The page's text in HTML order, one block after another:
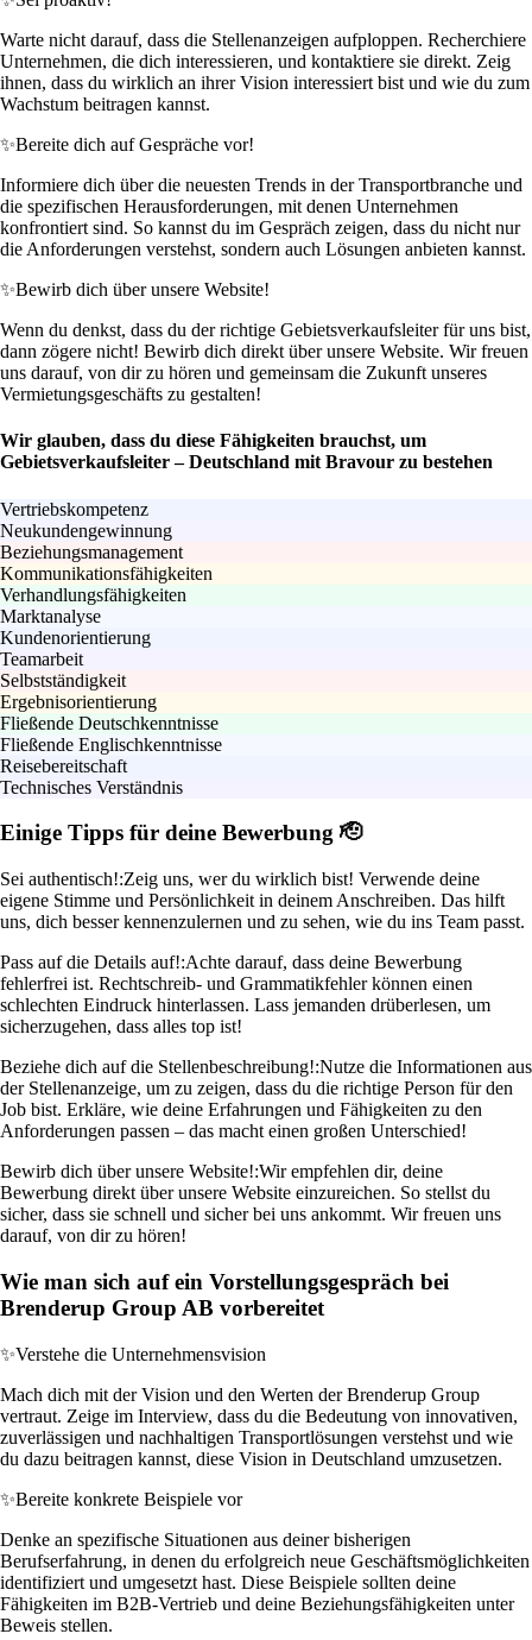
Warte nicht darauf, dass die Stellenanzeigen aufploppen. Recherchiere
Unternehmen, die dich interessieren, und kontaktiere sie direkt. Zeig
ihnen, dass du wirklich an ihrer Vision interessiert bist und wie du zum
Wachstum beitragen kannst.
✨Bereite dich auf Gespräche vor!
Informiere dich über die neuesten Trends in der Transportbranche und
die spezifischen Herausforderungen, mit denen Unternehmen
konfrontiert sind. So kannst du im Gespräch zeigen, dass du nicht nur
die Anforderungen verstehst, sondern auch Lösungen anbieten kannst.
✨Bewirb dich über unsere Website!
Wenn du denkst, dass du der richtige Gebietsverkaufsleiter für uns bist,
dann zögere nicht! Bewirb dich direkt über unsere Website. Wir freuen
uns darauf, von dir zu hören und gemeinsam die Zukunft unseres
Vermietungsgeschäfts zu gestalten!
Wir glauben, dass du diese Fähigkeiten brauchst, um
Gebietsverkaufsleiter – Deutschland mit Bravour zu bestehen
Vertriebskompetenz
Neukundengewinnung
Beziehungsmanagement
Kommunikationsfähigkeiten
Verhandlungsfähigkeiten
Marktanalyse
Kundenorientierung
Teamarbeit
Selbstständigkeit
Ergebnisorientierung
Fließende Deutschkenntnisse
Fließende Englischkenntnisse
Reisebereitschaft
Technisches Verständnis
Einige Tipps für deine Bewerbung 🫡
Sei authentisch!:Zeig uns, wer du wirklich bist! Verwende deine
eigene Stimme und Persönlichkeit in deinem Anschreiben. Das hilft
uns, dich besser kennenzulernen und zu sehen, wie du ins Team passt.
Pass auf die Details auf!:Achte darauf, dass deine Bewerbung
fehlerfrei ist. Rechtschreib- und Grammatikfehler können einen
schlechten Eindruck hinterlassen. Lass jemanden drüberlesen, um
sicherzugehen, dass alles top ist!
Beziehe dich auf die Stellenbeschreibung!:Nutze die Informationen aus
der Stellenanzeige, um zu zeigen, dass du die richtige Person für den
Job bist. Erkläre, wie deine Erfahrungen und Fähigkeiten zu den
Anforderungen passen – das macht einen großen Unterschied!
Bewirb dich über unsere Website!:Wir empfehlen dir, deine
Bewerbung direkt über unsere Website einzureichen. So stellst du
sicher, dass sie schnell und sicher bei uns ankommt. Wir freuen uns
darauf, von dir zu hören!
Wie man sich auf ein Vorstellungsgespräch bei
Brenderup Group AB vorbereitet
✨Verstehe die Unternehmensvision
Mach dich mit der Vision und den Werten der Brenderup Group
vertraut. Zeige im Interview, dass du die Bedeutung von innovativen,
zuverlässigen und nachhaltigen Transportlösungen verstehst und wie
du dazu beitragen kannst, diese Vision in Deutschland umzusetzen.
✨Bereite konkrete Beispiele vor
Denke an spezifische Situationen aus deiner bisherigen
Berufserfahrung, in denen du erfolgreich neue Geschäftsmöglichkeiten
identifiziert und umgesetzt hast. Diese Beispiele sollten deine
Fähigkeiten im B2B-Vertrieb und deine Beziehungsfähigkeiten unter
Beweis stellen.